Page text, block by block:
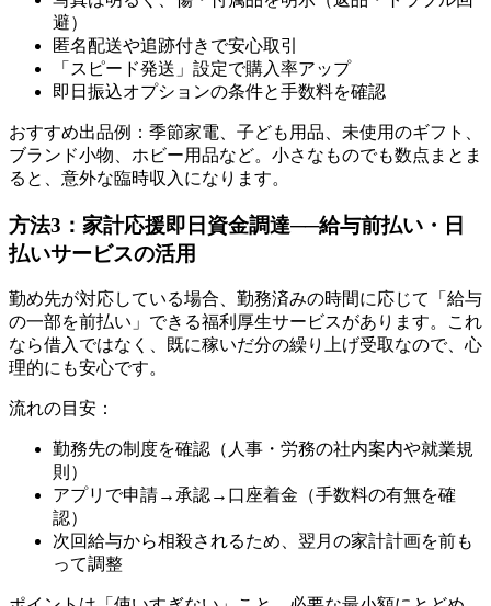
避）
匿名配送や追跡付きで安心取引
「スピード発送」設定で購入率アップ
即日振込オプションの条件と手数料を確認
おすすめ出品例：季節家電、子ども用品、未使用のギフト、
ブランド小物、ホビー用品など。小さなものでも数点まとま
ると、意外な臨時収入になります。
方法3：家計応援即日資金調達──給与前払い・日
払いサービスの活用
勤め先が対応している場合、勤務済みの時間に応じて「給与
の一部を前払い」できる福利厚生サービスがあります。これ
なら借入ではなく、既に稼いだ分の繰り上げ受取なので、心
理的にも安心です。
流れの目安：
勤務先の制度を確認（人事・労務の社内案内や就業規
則）
アプリで申請→承認→口座着金（手数料の有無を確
認）
次回給与から相殺されるため、翌月の家計計画を前も
って調整